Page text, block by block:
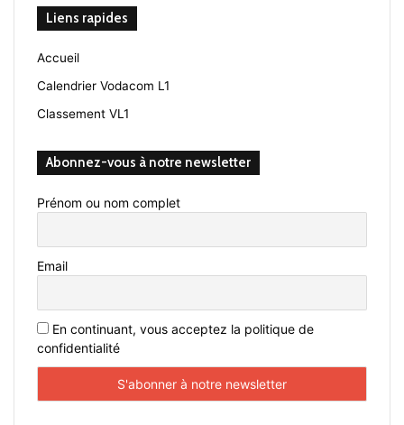
Liens rapides
Accueil
Calendrier Vodacom L1
Classement VL1
Abonnez-vous à notre newsletter
Prénom ou nom complet
Email
En continuant, vous acceptez la politique de
confidentialité